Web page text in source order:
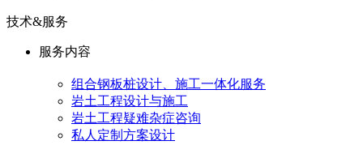
技术&服务
服务内容
组合钢板桩设计、施工一体化服务
岩土工程设计与施工
岩土工程疑难杂症咨询
私人定制方案设计